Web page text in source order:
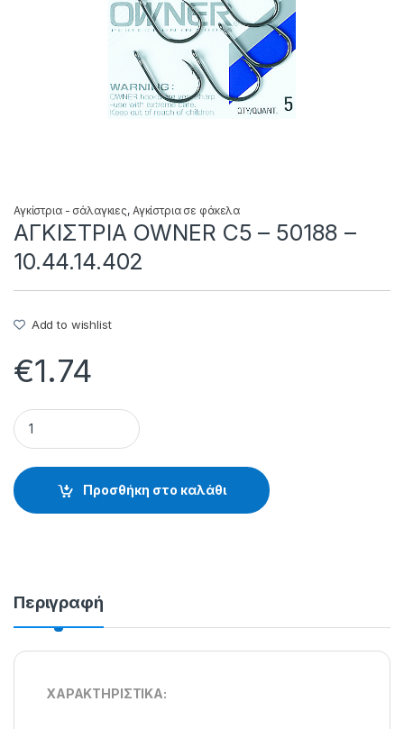
Αγκίστρια - σάλαγκιες, Αγκίστρια σε φάκελα
ΑΓΚΙΣΤΡΙΑ OWNER C5 – 50188 –
10.44.14.402
Add to wishlist
€1.74
ΑΓΚΙΣΤΡΙΑ OWNER C5 - 50188 - 10.44.14.402 quantity
Προσθήκη στο καλάθι
Περιγραφή
XAPAKTHPIΣTIKA: